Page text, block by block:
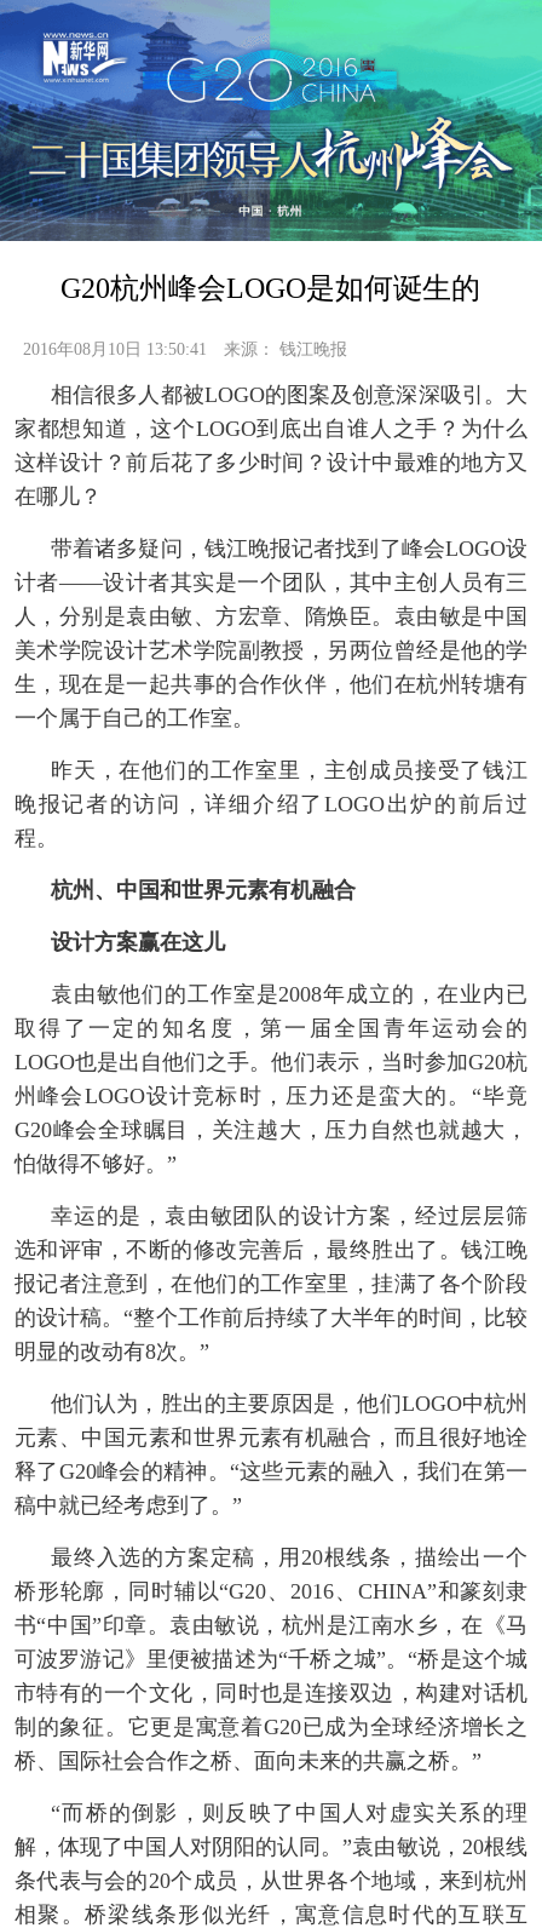
G20杭州峰会LOGO是如何诞生的
2016年08月10日 13:50:41 来源： 钱江晚报
相信很多人都被LOGO的图案及创意深深吸引。大
家都想知道，这个LOGO到底出自谁人之手？为什么
这样设计？前后花了多少时间？设计中最难的地方又
在哪儿？
带着诸多疑问，钱江晚报记者找到了峰会LOGO设
计者——设计者其实是一个团队，其中主创人员有三
人，分别是袁由敏、方宏章、隋焕臣。袁由敏是中国
美术学院设计艺术学院副教授，另两位曾经是他的学
生，现在是一起共事的合作伙伴，他们在杭州转塘有
一个属于自己的工作室。
昨天，在他们的工作室里，主创成员接受了钱江
晚报记者的访问，详细介绍了LOGO出炉的前后过
程。
杭州、中国和世界元素有机融合
设计方案赢在这儿
袁由敏他们的工作室是2008年成立的，在业内已
取得了一定的知名度，第一届全国青年运动会的
LOGO也是出自他们之手。他们表示，当时参加G20杭
州峰会LOGO设计竞标时，压力还是蛮大的。“毕竟
G20峰会全球瞩目，关注越大，压力自然也就越大，
怕做得不够好。”
幸运的是，袁由敏团队的设计方案，经过层层筛
选和评审，不断的修改完善后，最终胜出了。钱江晚
报记者注意到，在他们的工作室里，挂满了各个阶段
的设计稿。“整个工作前后持续了大半年的时间，比较
明显的改动有8次。”
他们认为，胜出的主要原因是，他们LOGO中杭州
元素、中国元素和世界元素有机融合，而且很好地诠
释了G20峰会的精神。“这些元素的融入，我们在第一
稿中就已经考虑到了。”
最终入选的方案定稿，用20根线条，描绘出一个
桥形轮廓，同时辅以“G20、2016、CHINA”和篆刻隶
书“中国”印章。袁由敏说，杭州是江南水乡，在《马
可波罗游记》里便被描述为“千桥之城”。“桥是这个城
市特有的一个文化，同时也是连接双边，构建对话机
制的象征。它更是寓意着G20已成为全球经济增长之
桥、国际社会合作之桥、面向未来的共赢之桥。”
“而桥的倒影，则反映了中国人对虚实关系的理
解，体现了中国人对阴阳的认同。”袁由敏说，20根线
条代表与会的20个成员，从世界各个地域，来到杭州
相聚。桥梁线条形似光纤，寓意信息时代的互联互